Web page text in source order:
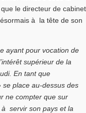
le directeur de cabinet
à la tête de son
ayant pour vocation de
supérieur de la
En tant que
se place au-dessus des
ne compter que sur
à servir son pays et la